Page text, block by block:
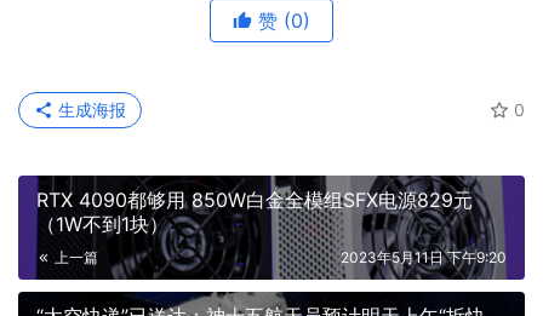
赞 (0)
0
生成海报
RTX 4090都够用 850W白金全模组SFX电源829元
（1W不到1块）
上一篇 2023年5月11日 下午9:20